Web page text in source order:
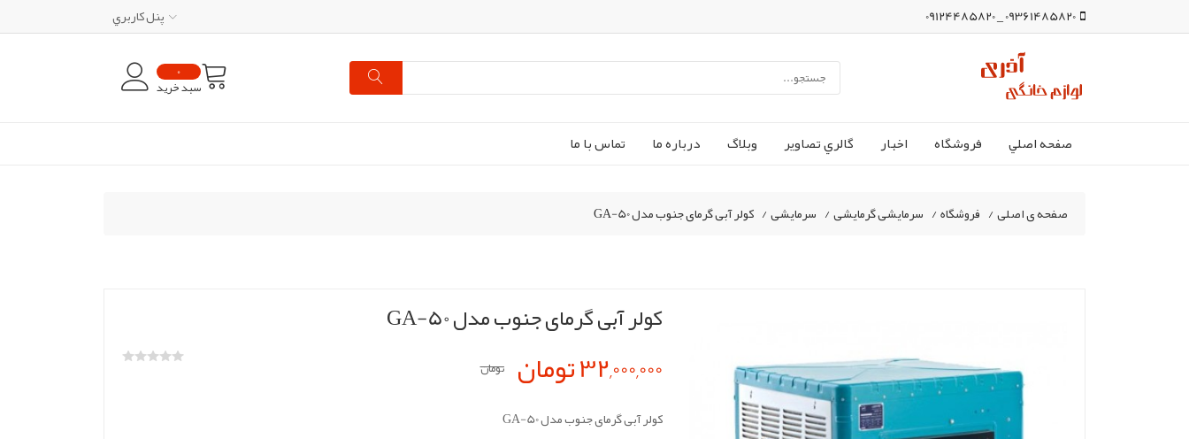
09361485820 _ 09124485820 پنل کاربري
0
سبد خرید
صفحه اصلي فروشگاه اخبار گالري تصاوير وبلاگ درباره ما تماس با ما
صفحه ی اصلی/ فروشگاه/ سرمایشی گرمایشی/ سرمایشی/ کولر آبی گرمای جنوب مدل GA-50
کولر آبی گرمای جنوب مدل GA-50
32,000,000 تومان تومان
کولر آبی گرمای جنوب مدل GA-50